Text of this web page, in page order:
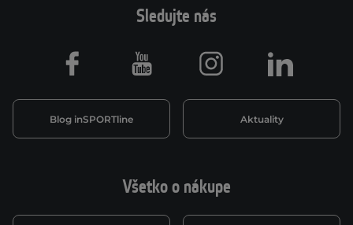
Všetko o nákupe
Sledujte nás
Blog inSPORTline Aktuality
Facebook Youtube Instagram LinkedIn